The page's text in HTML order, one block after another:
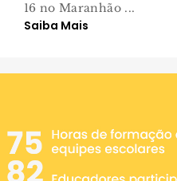
16 no Maranhão ...
Saiba Mais